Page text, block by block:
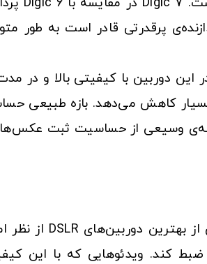
وسیعی از حساسیت ثبت